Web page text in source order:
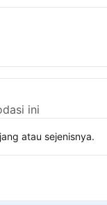
ini
atau sejenisnya.